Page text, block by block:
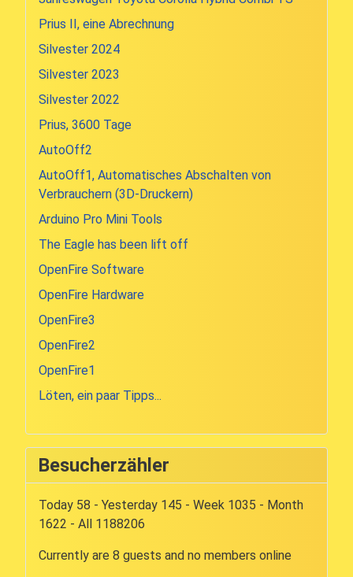
Prius II, eine Abrechnung
Silvester 2024
Silvester 2023
Silvester 2022
Prius, 3600 Tage
AutoOff2
AutoOff1, Automatisches Abschalten von
Verbrauchern (3D-Druckern)
Arduino Pro Mini Tools
The Eagle has been lift off
OpenFire Software
OpenFire Hardware
OpenFire3
OpenFire2
OpenFire1
Löten, ein paar Tipps...
Besucherzähler
Today 58 - Yesterday 145 - Week 1035 - Month
1622 - All 1188206
Currently are 8 guests and no members online